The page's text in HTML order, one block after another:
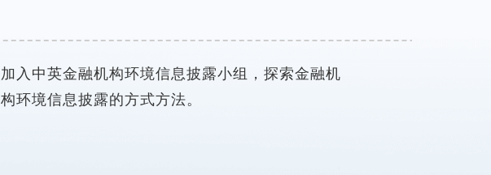
加入中英金融机构环境信息披露小组，探索金融机
构环境信息披露的方式方法。